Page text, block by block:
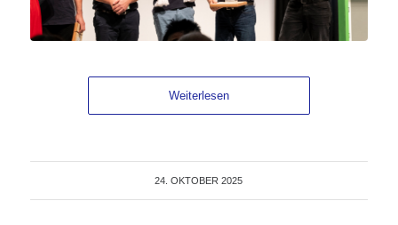
Weiterlesen
24. OKTOBER 2025